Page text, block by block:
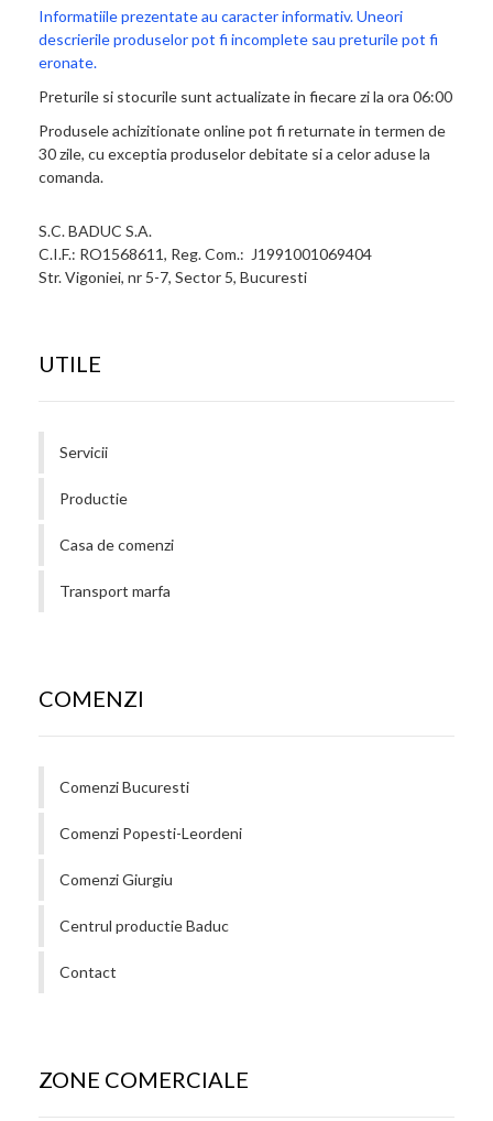
Informatiile prezentate au caracter informativ. Uneori
descrierile produselor pot fi incomplete sau preturile pot fi
eronate.
Preturile si stocurile sunt actualizate in fiecare zi la ora 06:00
Produsele achizitionate online pot fi returnate in termen de
30 zile, cu exceptia produselor debitate si a celor aduse la
comanda.
S.C. BADUC S.A.
C.I.F.: RO1568611, Reg. Com.: J1991001069404
Str. Vigoniei, nr 5-7, Sector 5, Bucuresti
UTILE
Servicii
Productie
Casa de comenzi
Transport marfa
COMENZI
Comenzi Bucuresti
Comenzi Popesti-Leordeni
Comenzi Giurgiu
Centrul productie Baduc
Contact
ZONE COMERCIALE